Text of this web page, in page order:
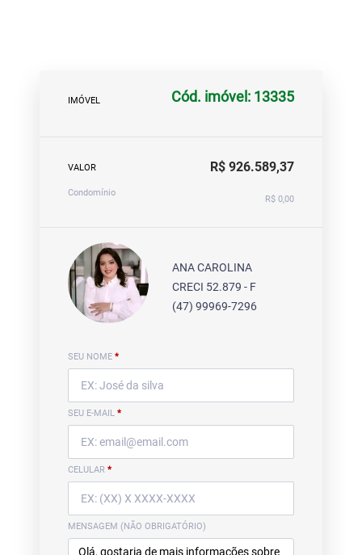
IMÓVEL Cód. imóvel: 13335
VALOR R$ 926.589,37
Condomínio
R$ 0,00
ANA CAROLINA
CRECI 52.879 - F
(47) 99969-7296
SEU NOME *
SEU E-MAIL *
CELULAR *
MENSAGEM (NÃO OBRIGATÓRIO)